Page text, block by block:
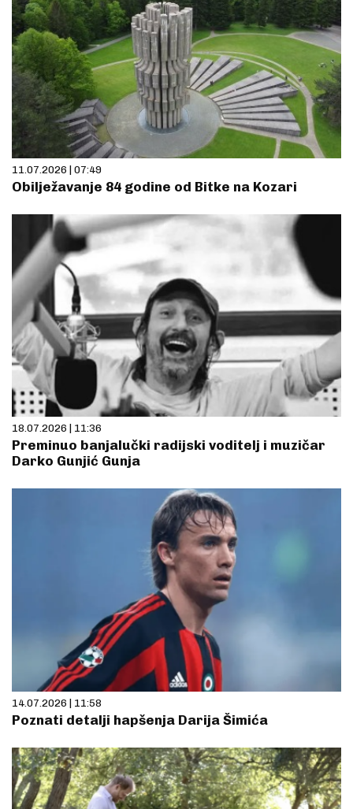
11.07.2026 | 07:49
Obilježavanje 84 godine od Bitke na Kozari
18.07.2026 | 11:36
Preminuo banjalučki radijski voditelj i muzičar
Darko Gunjić Gunja
14.07.2026 | 11:58
Poznati detalji hapšenja Darija Šimića